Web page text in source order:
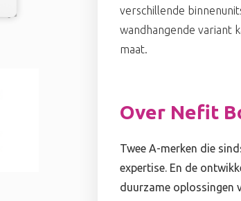
verschillende
wandhangende variant
maat.
Over Nefit
Twee A-merken die
expertise. En de
duurzame oplossingen